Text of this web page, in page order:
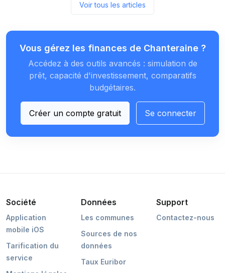
Voir tous les articles
Vous gérez les finances de Chanteraine ?
Accédez à des outils avancés : simulation de
prêt, capacité d'investissement, comparatifs
budgétaires.
Créer un compte gratuit Se connecter
Société
Application
mobile iOS
Tarification du
service
Données
Les communes
Sources de nos
données
Taux Euribor
Support
Contactez-nous